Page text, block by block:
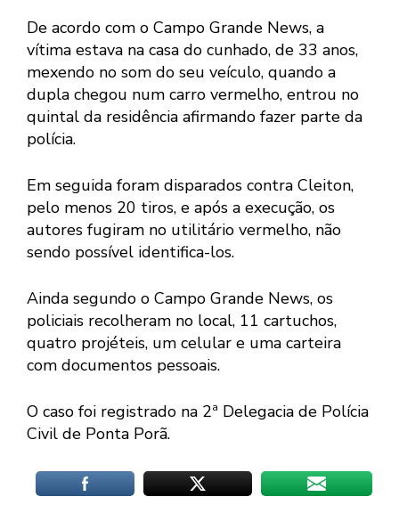
De acordo com o Campo Grande News, a
vítima estava na casa do cunhado, de 33 anos,
mexendo no som do seu veículo, quando a
dupla chegou num carro vermelho, entrou no
quintal da residência afirmando fazer parte da
polícia.
Em seguida foram disparados contra Cleiton,
pelo menos 20 tiros, e após a execução, os
autores fugiram no utilitário vermelho, não
sendo possível identifica-los.
Ainda segundo o Campo Grande News, os
policiais recolheram no local, 11 cartuchos,
quatro projéteis, um celular e uma carteira
com documentos pessoais.
O caso foi registrado na 2ª Delegacia de Polícia
Civil de Ponta Porã.